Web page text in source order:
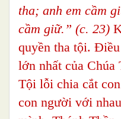
tha; anh em cầm
cầm giữ.” (c. 23)
quyền tha tội.
lớn nhất của Chúa
Tội lỗi chia cắt
con người với